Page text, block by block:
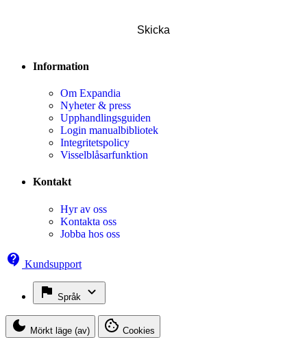
Information
Om Expandia
Nyheter & press
Upphandlingsguiden
Login manualbibliotek
Integritetspolicy
Visselblåsarfunktion
Kontakt
Hyr av oss
Kontakta oss
Jobba hos oss
Kundsupport
Språk
Mörkt läge (av) Cookies